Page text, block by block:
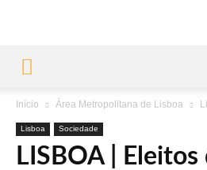
Início Área Metropolitana de Lisboa
Lisboa Sociedade
LISBOA | Eleitos